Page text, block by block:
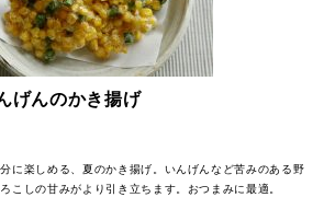
げんのかき揚げ
に楽しめる、夏のかき揚げ。いんげんなど苦みのある野
こしの甘みがより引き立ちます。おつまみに最適。